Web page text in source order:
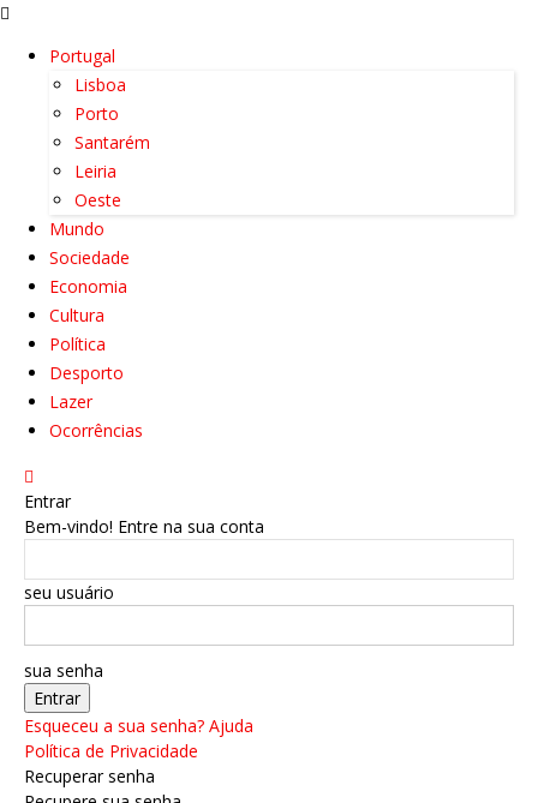
Portugal
Lisboa
Porto
Santarém
Leiria
Oeste
Mundo
Sociedade
Economia
Cultura
Política
Desporto
Lazer
Ocorrências
Entrar
Bem-vindo! Entre na sua conta
seu usuário
sua senha
Esqueceu a sua senha? Ajuda
Política de Privacidade
Recuperar senha